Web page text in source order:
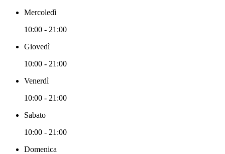
Mercoledì
10:00 - 21:00
Giovedì
10:00 - 21:00
Venerdì
10:00 - 21:00
Sabato
10:00 - 21:00
Domenica